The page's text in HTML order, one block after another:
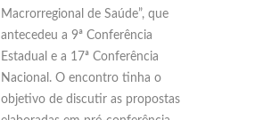
Macrorregional de Saúde”, que
antecedeu a 9ª Conferência
Estadual e a 17ª Conferência
Nacional. O encontro tinha o
objetivo de discutir as propostas